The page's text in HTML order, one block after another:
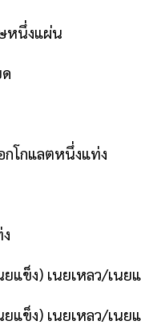
หนึ่งแผ่น
โกแลตหนึ่งแท่ง
แข็ง) เนยเหลว/เนย
แข็ง) เนยเหลว/เนย